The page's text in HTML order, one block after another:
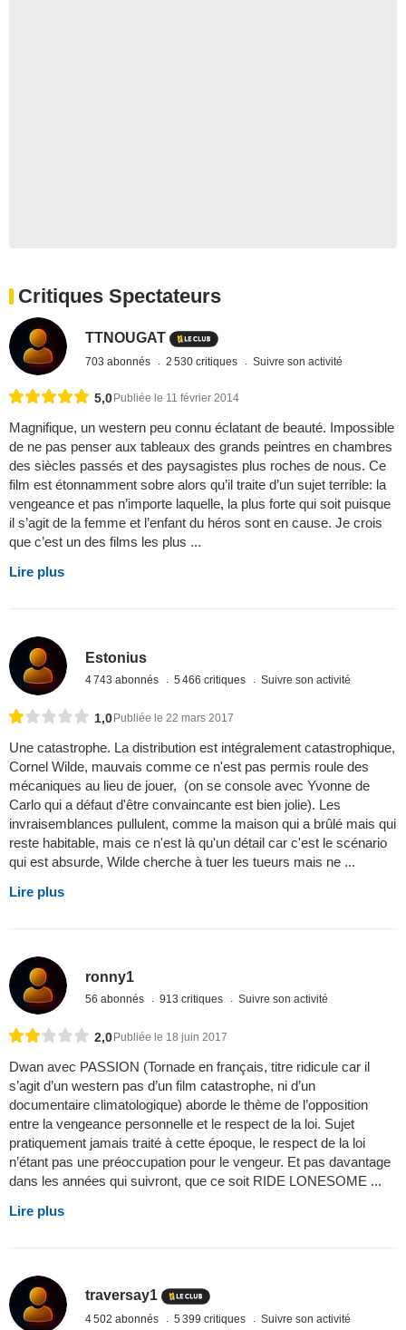
Critiques Spectateurs
TTNOUGAT
703 abonnés 2 530 critiques Suivre son activité
5,0 Publiée le 11 février 2014
Magnifique, un western peu connu éclatant de beauté. Impossible
de ne pas penser aux tableaux des grands peintres en chambres
des siècles passés et des paysagistes plus roches de nous. Ce
film est étonnamment sobre alors qu’il traite d’un sujet terrible: la
vengeance et pas n’importe laquelle, la plus forte qui soit puisque
il s’agit de la femme et l’enfant du héros sont en cause. Je crois
que c’est un des films les plus ...
Lire plus
Estonius
4 743 abonnés 5 466 critiques Suivre son activité
1,0Publiée le 22 mars 2017
Une catastrophe. La distribution est intégralement catastrophique,
Cornel Wilde, mauvais comme ce n'est pas permis roule des
mécaniques au lieu de jouer, (on se console avec Yvonne de
Carlo qui a défaut d'être convaincante est bien jolie). Les
invraisemblances pullulent, comme la maison qui a brûlé mais qui
reste habitable, mais ce n'est là qu'un détail car c'est le scénario
qui est absurde, Wilde cherche à tuer les tueurs mais ne ...
Lire plus
ronny1
56 abonnés 913 critiques Suivre son activité
2,0Publiée le 18 juin 2017
Dwan avec PASSION (Tornade en français, titre ridicule car il
s’agit d’un western pas d’un film catastrophe, ni d’un
documentaire climatologique) aborde le thème de l’opposition
entre la vengeance personnelle et le respect de la loi. Sujet
pratiquement jamais traité à cette époque, le respect de la loi
n’étant pas une préoccupation pour le vengeur. Et pas davantage
dans les années qui suivront, que ce soit RIDE LONESOME ...
Lire plus
traversay1
4 502 abonnés 5 399 critiques Suivre son activité